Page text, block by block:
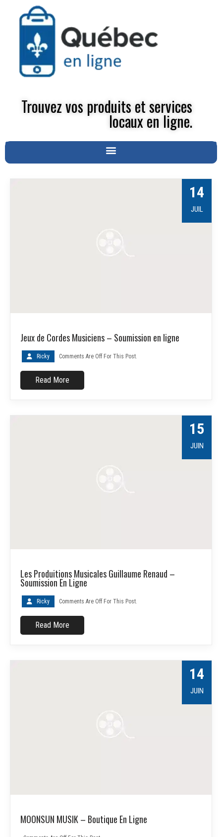
Trouvez vos produits et services
locaux en ligne.
14
JUIL
Jeux de Cordes Musiciens – Soumission en ligne
Ricky Comments Are Off For This Post.
Read More
15
JUIN
Les Produitions Musicales Guillaume Renaud –
Soumission En Ligne
Ricky Comments Are Off For This Post.
Read More
14
JUIN
MOONSUN MUSIK – Boutique En Ligne